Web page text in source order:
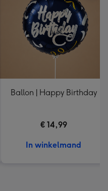
Ballon | Happy Birthday
€ 14,99
In winkelmand